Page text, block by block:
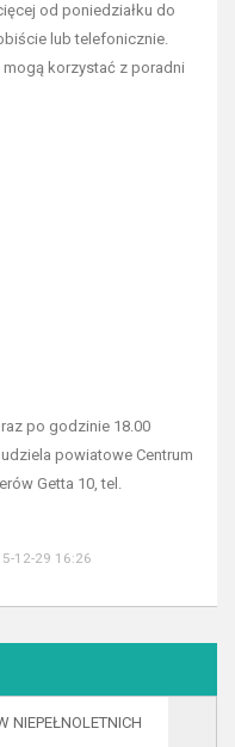
od poniedziałku do
lub telefonicznie.
korzystać z poradni
po godzinie 18.00
powiatowe Centrum
Getta 10, tel.
12-29 16:26
NIEPEŁNOLETNICH